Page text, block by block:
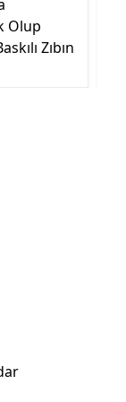
Olup
Zıbın